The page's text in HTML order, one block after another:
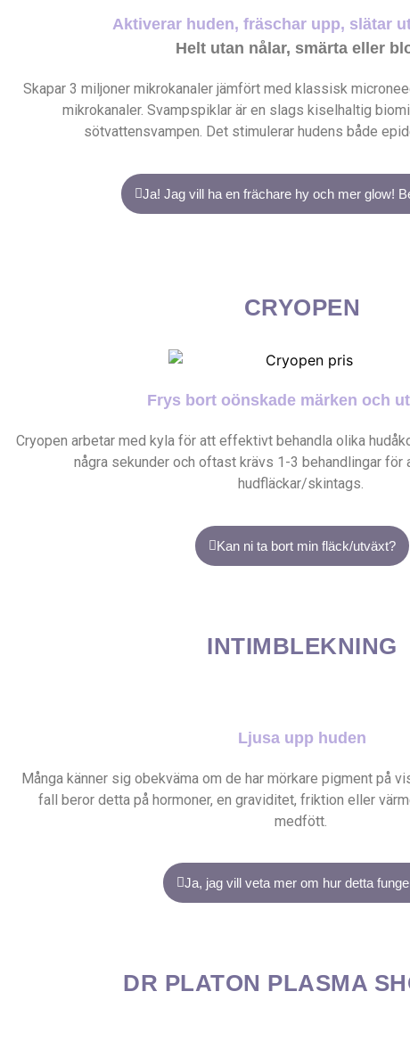
Aktiverar huden, fräschar upp, slätar
Helt utan nålar, smärta eller
Skapar 3 miljoner mikrokanaler jämfört med klassisk
mikrokanaler. Svampspiklar är en slags kiselhaltig
sötvattensvampen. Det stimulerar hudens både
Ja! Jag vill ha en frächare hy och mer glow!
CRYOPEN
Frys bort oönskade märken och
Cryopen arbetar med kyla för att effektivt behandla olika
några sekunder och oftast krävs 1-3 behandlingar för
hudfläckar/skintags.
Kan ni ta bort min fläck/utväxt?
INTIMBLEKNING
Ljusa upp huden
Många känner sig obekväma om de har mörkare pigment på
fall beror detta på hormoner, en graviditet, friktion eller
medfött.
Ja, jag vill veta mer om hur detta
DR PLATON PLASMA